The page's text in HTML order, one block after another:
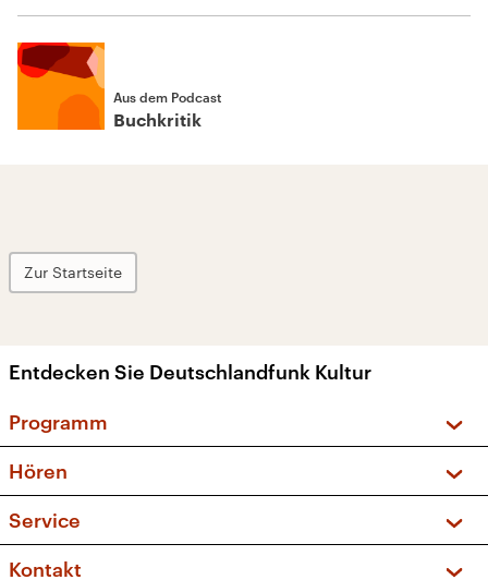
Aus dem Podcast
Buchkritik
Zur Startseite
Entdecken Sie Deutschlandfunk Kultur
Programm
Sendungen und Podcasts
Musikliste
Kakadu – Das Kinderprogramm
Hören
Frequenzen (UKW + DAB+)
Service
FAQ
Kontakt